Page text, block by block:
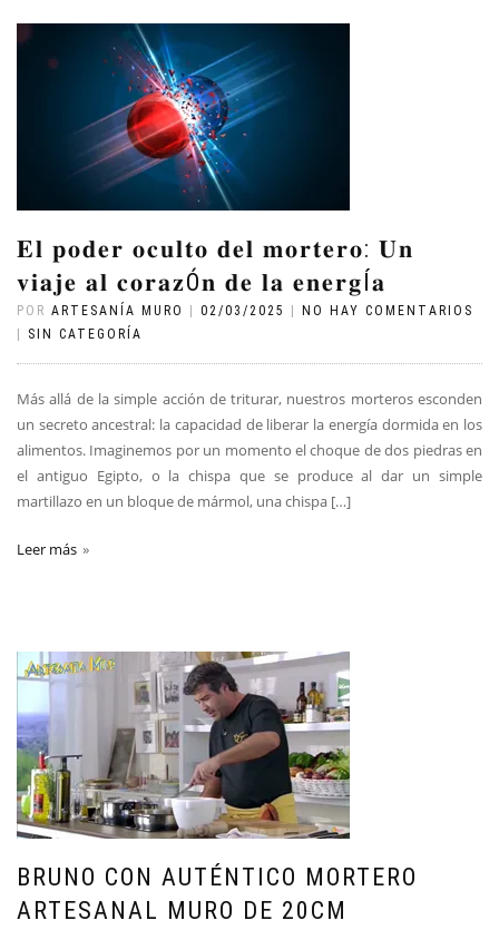
𝐄𝐥 𝐩𝐨𝐝𝐞𝐫 𝐨𝐜𝐮𝐥𝐭𝐨 𝐝𝐞𝐥 𝐦𝐨𝐫𝐭𝐞𝐫𝐨: 𝐔𝐧
𝐯𝐢𝐚𝐣𝐞 𝐚𝐥 𝐜𝐨𝐫𝐚𝐳Ó𝐧 𝐝𝐞 𝐥𝐚 𝐞𝐧𝐞𝐫𝐠Í𝐚
POR ARTESANÍA MURO 02/03/2025
NO HAY COMENTARIOS
SIN CATEGORÍA
Más allá de la simple acción de triturar, nuestros morteros esconden
un secreto ancestral: la capacidad de liberar la energía dormida en los
alimentos. Imaginemos por un momento el choque de dos piedras en
el antiguo Egipto, o la chispa que se produce al dar un simple
martillazo en un bloque de mármol, una chispa […]
Leer más
BRUNO CON AUTÉNTICO MORTERO
ARTESANAL MURO DE 20CM